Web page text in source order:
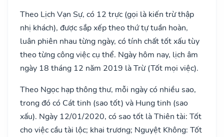
Theo Lịch Vạn Sự, có 12 trực (gọi là kiến trừ thập
nhị khách), được sắp xếp theo thứ tự tuần hoàn,
luân phiên nhau từng ngày, có tính chất tốt xấu tùy
theo từng công việc cụ thể. Ngày hôm nay, lịch âm
ngày 18 tháng 12 năm 2019 là Trừ (Tốt mọi việc).
Theo Ngọc hạp thông thư, mỗi ngày có nhiều sao,
trong đó có Cát tinh (sao tốt) và Hung tinh (sao
xấu). Ngày 12/01/2020, có sao tốt là Thiên tài: Tốt
cho việc cầu tài lộc; khai trương; Nguyệt Không: Tốt